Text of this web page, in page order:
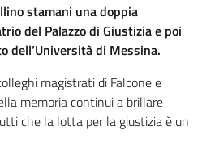
stamani una doppia
del Palazzo di Giustizia e poi
dell’Università di Messina.
magistrati di Falcone e
memoria continui a brillare
che la lotta per la giustizia è un